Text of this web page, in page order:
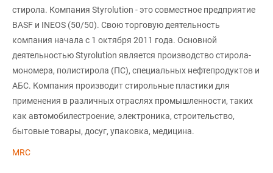
стирола. Компания Styrolution - это совместное предприятие
BASF и INEOS (50/50). Свою торговую деятельность
компания начала с 1 октября 2011 года. Основной
деятельностью Styrolution является производство стирола-
мономера, полистирола (ПС), специальных нефтепродуктов и
АБС. Компания производит стирольные пластики для
применения в различных отраслях промышленности, таких
как автомобилестроение, электроника, строительство,
бытовые товары, досуг, упаковка, медицина.
MRC